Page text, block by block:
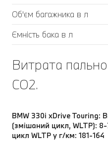
Об'єм багажника в л
Ємність бака в л
Витрата
CO2.
BMW 330i xDrive Touring:
(змішаний цикл, WLTP):
цикл WLTP у г/км: 181-164